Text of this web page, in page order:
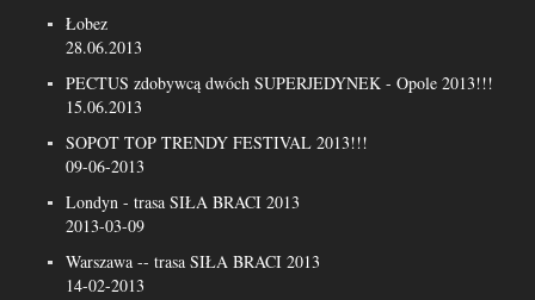
Łobez
28.06.2013
PECTUS zdobywcą dwóch SUPERJEDYNEK - Opole 2013!!!
15.06.2013
SOPOT TOP TRENDY FESTIVAL 2013!!!
09-06-2013
Londyn - trasa SIŁA BRACI 2013
2013-03-09
Warszawa -- trasa SIŁA BRACI 2013
14-02-2013